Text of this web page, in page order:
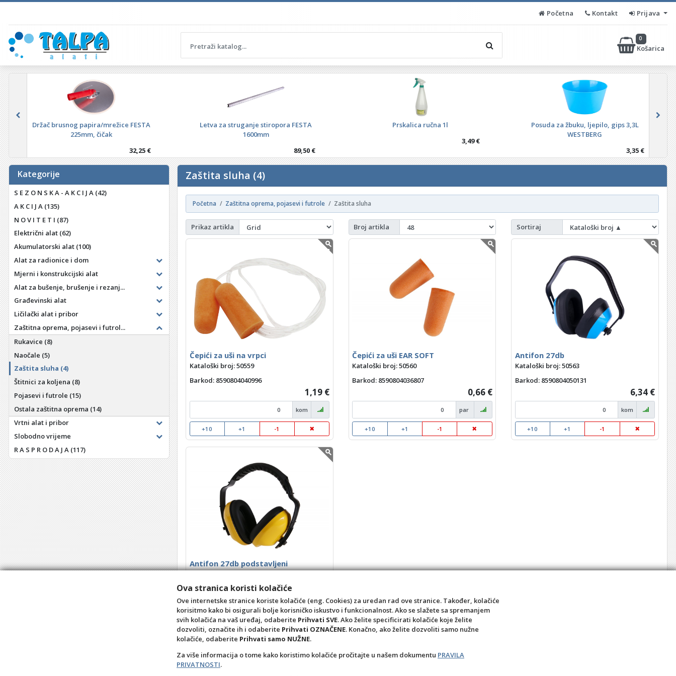
Početna Kontakt Prijava
Košarica
0
Držač brusnog papira/mrežice FESTA
225mm, čičak
32,25 €
Letva za struganje stiropora FESTA
1600mm
89,50 €
Prskalica ručna 1l
3,49 €
Posuda za žbuku, ljepilo, gips 3,3L
WESTBERG
3,35 €
Kategorije
S E Z O N S K A - A K C I J A (42)
A K C I J A (135)
N O V I T E T I (87)
Električni alat (62)
Akumulatorski alat (100)
Alat za radionice i dom
Mjerni i konstrukcijski alat
Alat za bušenje, brušenje i rezanj...
Građevinski alat
Ličilački alat i pribor
Zaštitna oprema, pojasevi i futrol...
Rukavice (8)
Naočale (5)
Zaštita sluha (4)
Štitnici za koljena (8)
Pojasevi i futrole (15)
Ostala zaštitna oprema (14)
Vrtni alat i pribor
Slobodno vrijeme
R A S P R O D A J A (117)
Zaštita sluha (4)
Početna Zaštitna oprema, pojasevi i futrole Zaštita sluha
Prikaz artikla Broj artikla Sortiraj
Čepići za uši na vrpci
Kataloški broj: 50559
Barkod: 8590804040996
1,19 €
kom
+10 +1 -1
Čepići za uši EAR SOFT
Kataloški broj: 50560
Barkod: 8590804036807
0,66 €
par
+10 +1 -1
Antifon 27db
Kataloški broj: 50563
Barkod: 8590804050131
6,34 €
kom
+10 +1 -1
Antifon 27db podstavljeni
Barkod: 8590804050148
8,94 €
kom
+10 +1 -1
Ova stranica koristi kolačiće
Ove internetske stranice koriste kolačiće (eng. Cookies) za uredan rad ove stranice. Također, kolačiće
korisitmo kako bi osigurali bolje korisničko iskustvo i funkcionalnost. Ako se slažete sa spremanjem
svih kolačića na vaš uređaj, odaberite Prihvati SVE. Ako želite specificirati kolačiće koje želite
dozvoliti, označite ih i odaberite Prihvati OZNAČENE. Konačno, ako želite dozvoliti samo nužne
kolačiće, odaberite Prihvati samo NUŽNE.
Za više informacija o tome kako koristimo kolačiće pročitajte u našem dokumentu PRAVILA
PRIVATNOSTI.